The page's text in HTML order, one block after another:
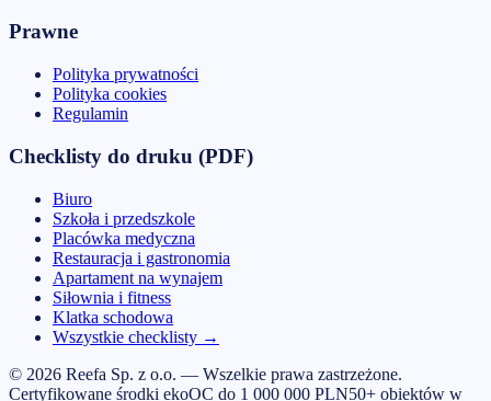
Prawne
Polityka prywatności
Polityka cookies
Regulamin
Checklisty do druku (PDF)
Biuro
Szkoła i przedszkole
Placówka medyczna
Restauracja i gastronomia
Apartament na wynajem
Siłownia i fitness
Klatka schodowa
Wszystkie checklisty →
© 2026 Reefa Sp. z o.o. — Wszelkie prawa zastrzeżone.
Certyfikowane środki ekoOC do 1 000 000 PLN50+ obiektów w